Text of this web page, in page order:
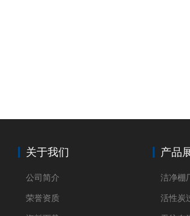
关于我们
公司简介
荣誉资质
产品
洁净棚
活性炭